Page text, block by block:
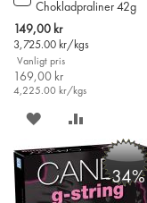
Chokladpraliner 42g
Special
Price
149,00 kr
3,725.00 kr/kgs
Vanligt pris
169,00 kr
4,225.00 kr/kgs
till
i
varukorgen
SPARA
PÅ
ÖNSKELISTAN
TILL
JÄMFÖR
-34%